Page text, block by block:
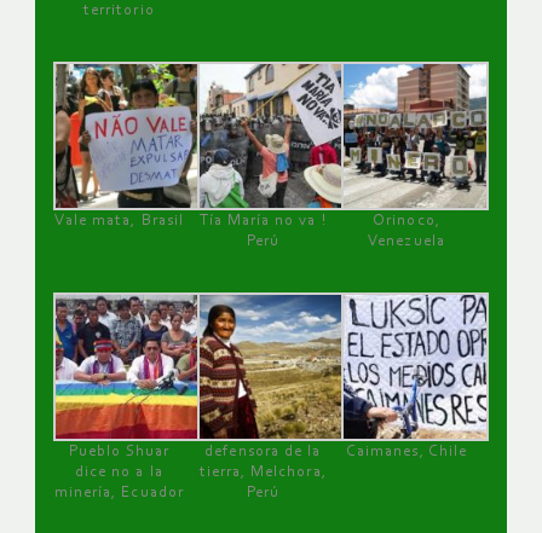
territorio
Vale mata, Brasil
Tía María no va !
Perú
Orinoco,
Venezuela
Pueblo Shuar
dice no a la
minería, Ecuador
defensora de la
tierra, Melchora,
Perú
Caimanes, Chile